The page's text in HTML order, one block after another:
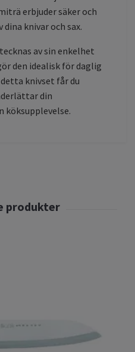
erbjuder säker och
knivar och sax.
av sin enkelhet
den idealisk för daglig
knivset får du
din
köksupplevelse.